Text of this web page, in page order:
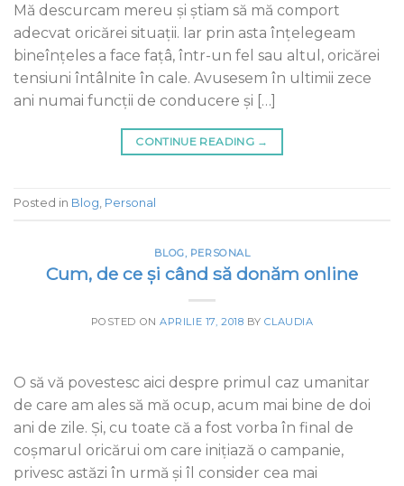
Mă descurcam mereu și știam să mă comport
adecvat oricărei situații. Iar prin asta înțelegeam
bineînțeles a face fațâ, într-un fel sau altul, oricărei
tensiuni întâlnite în cale. Avusesem în ultimii zece
ani numai funcții de conducere și […]
CONTINUE READING →
Posted in Blog Personal
BLOG PERSONAL
Cum, de ce și când să donăm online
POSTED ONAPRILIE 17, 2018 BYCLAUDIA
O să vă povestesc aici despre primul caz umanitar
de care am ales să mă ocup, acum mai bine de doi
ani de zile. Și, cu toate că a fost vorba în final de
coșmarul oricărui om care inițiază o campanie,
privesc astăzi în urmă și îl consider cea mai